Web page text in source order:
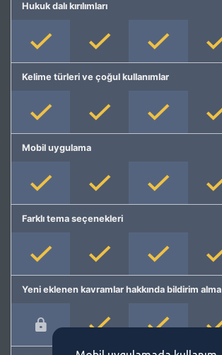
Hukuk dalı kırılımları
Kelime türleri ve çoğul kullanımlar
Mobil uygulama
Farklı tema seçenekleri
Yeni eklenen kavramlar hakkında bildirim alma